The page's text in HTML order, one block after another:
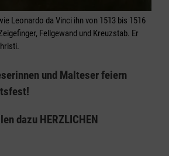
Leonardo da Vinci ihn von 1513 bis 1516
Fellgewand und Kreuzstab. Er
und Malteser feiern
dazu HERZLICHEN